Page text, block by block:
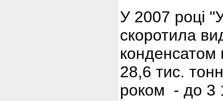
У 2007 році
скоротила
28,6 тис.
роком - до 3